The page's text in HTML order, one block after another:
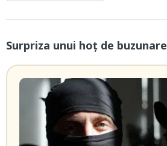
Surpriza unui hoţ de buzunare